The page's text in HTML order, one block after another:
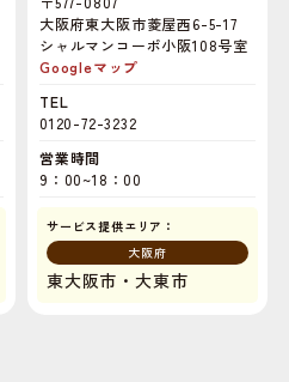
大阪府東大阪市菱屋西6-5-17
シャルマンコーポ小阪108号室
Googleマップ
TEL
0120-72-3232
営業時間
9：00~18：00
サービス提供エリア：
大阪府
東大阪市・大東市